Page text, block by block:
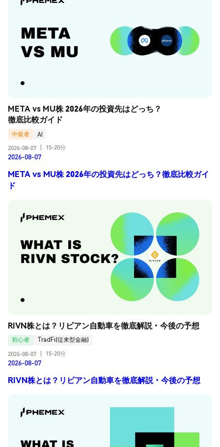
META vs MU株 2026年の投資先はどっち？
徹底比較ガイド
中級者
AI
2026-08-07
15-20分
2026-08-07
META vs MU株 2026年の投資先はどっち？徹底比較ガイ
ド
RIVN株とは？リビアン自動車を徹底解説・今後の予想
初心者
TradFi(従来型金融)
2026-08-07
15-20分
2026-08-07
RIVN株とは？リビアン自動車を徹底解説・今後の予想